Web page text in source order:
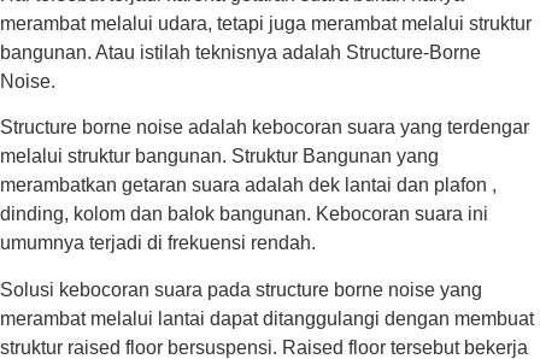
merambat melalui udara, tetapi juga merambat melalui struktur
bangunan. Atau istilah teknisnya adalah Structure-Borne
Noise.
Structure borne noise adalah kebocoran suara yang terdengar
melalui struktur bangunan. Struktur Bangunan yang
merambatkan getaran suara adalah dek lantai dan plafon ,
dinding, kolom dan balok bangunan. Kebocoran suara ini
umumnya terjadi di frekuensi rendah.
Solusi kebocoran suara pada structure borne noise yang
merambat melalui lantai dapat ditanggulangi dengan membuat
struktur raised floor bersuspensi. Raised floor tersebut bekerja